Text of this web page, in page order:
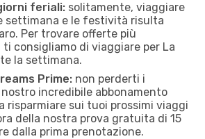
feriali: solitamente, viaggiare
settimana e le festività risulta
Per trovare offerte più
consigliamo di viaggiare per La
la settimana.
Prime: non perderti i
incredibile abbonamento
risparmiare sui tuoi prossimi viaggi
della nostra prova gratuita di 15
dalla prima prenotazione.